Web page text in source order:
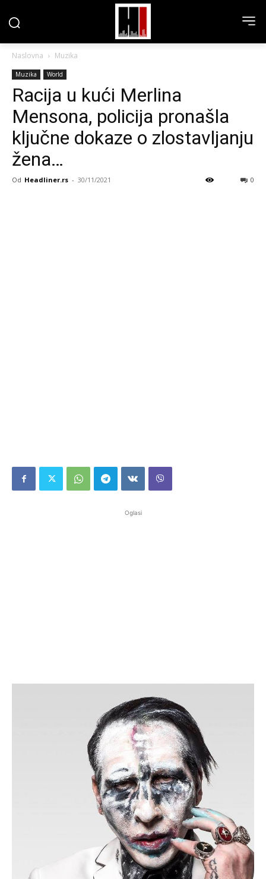
Naslovna Muzika
Muzika World
Racija u kući Merlina
Mensona, policija pronašla
ključne dokaze o zlostavljanju
žena…
Od Headliner.rs - 30/11/2021 0
Oglasi